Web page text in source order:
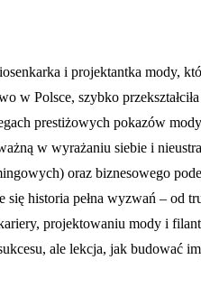
i projektantka mody,
Polsce, szybko
prestiżowych pokazów
w wyrażaniu siebie i
oraz biznesowego
historia pełna wyzwań – od
projektowaniu mody i
ale lekcja, jak budować